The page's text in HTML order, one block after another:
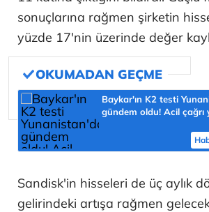
sonuçlarına rağmen şirketin
yüzde 17'nin üzerinde değer
Baykar'ın K2 testi
gündem oldu! Acil çağrı
Sandisk'in hisseleri de üç aylık
gelirindeki artışa rağmen